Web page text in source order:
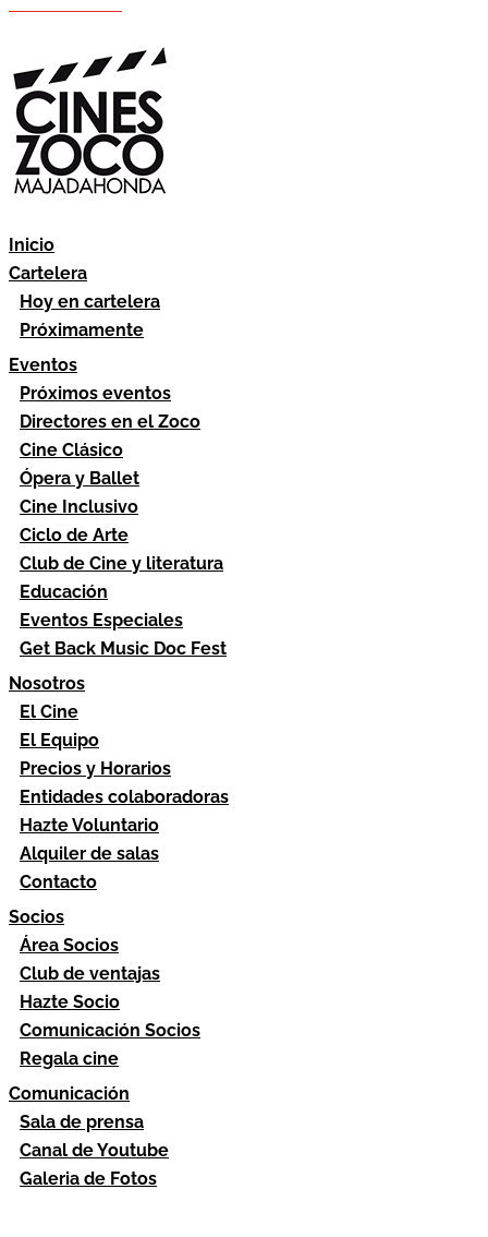
Inicio
Cartelera
Hoy en cartelera
Próximamente
Eventos
Próximos eventos
Directores en el Zoco
Cine Clásico
Ópera y Ballet
Cine Inclusivo
Ciclo de Arte
Club de Cine y literatura
Educación
Eventos Especiales
Get Back Music Doc Fest
Nosotros
El Cine
El Equipo
Precios y Horarios
Entidades colaboradoras
Hazte Voluntario
Alquiler de salas
Contacto
Socios
Área Socios
Club de ventajas
Hazte Socio
Comunicación Socios
Regala cine
Comunicación
Sala de prensa
Canal de Youtube
Galeria de Fotos